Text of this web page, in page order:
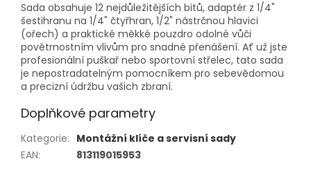
Sada obsahuje 12 nejdůležitějších bitů, adaptér z 1/4"
šestihranu na 1/4" čtyřhran, 1/2" nástrčnou hlavici
(ořech) a praktické měkké pouzdro odolné vůči
povětrnostním vlivům pro snadné přenášení. Ať už jste
profesionální puškař nebo sportovní střelec, tato sada
je nepostradatelným pomocníkem pro sebevědomou
a precizní údržbu vašich zbraní.
Doplňkové parametry
Kategorie: Montážní klíče a servisní sady
EAN: 813119015953